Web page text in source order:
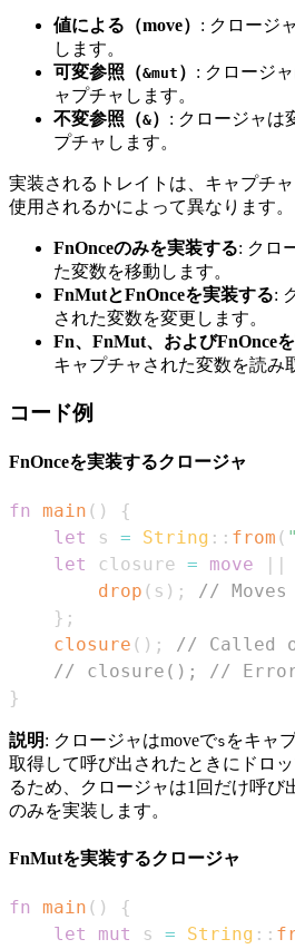
値による（move） : クロージ
します。
可変参照（&mut ） : クロージ
ャプチャします。
不変参照（&） : クロージャは
プチャします。
実装されるトレイトは、キャプチ
使用されるかによって異なります。
FnOnceのみを実装する: クロ
た変数を移動します。
FnMutとFnOnceを実装する:
された変数を変更します。
Fn、FnMut、およびFnOnce
キャプチャされた変数を読み
コード例
FnOnceを実装するクロージャ
fn main ( )
{
let
s = String :: from (
let
closure = move
drop ( s ) ;
//
} ;
closure ( ) ;
// Called
// closure(); // Error:
}
説明: クロージャはmoveでs をキャ
取得して呼び出されたときにドロッ
るため、クロージャは1回だけ呼び
のみを実装します。
FnMutを実装するクロージャ
fn main ( )
{
let
mut s = String ::